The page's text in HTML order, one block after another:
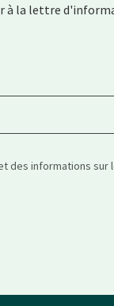
à la lettre
informations